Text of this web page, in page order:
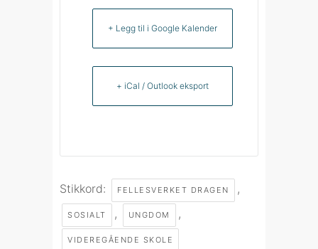
+ Legg til i Google Kalender
+ iCal / Outlook eksport
Stikkord: FELLESVERKET DRAGEN ,
SOSIALT , UNGDOM ,
VIDEREGÅENDE SKOLE